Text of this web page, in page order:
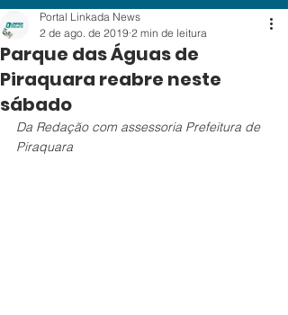
Parque das Águas de
Piraquara reabre neste
sábado
Portal Linkada News
2 de ago. de 2019 2 min de leitura
Da Redação com assessoria Prefeitura de
Piraquara